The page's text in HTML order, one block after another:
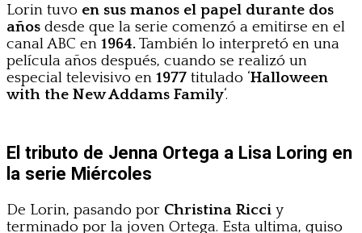
Lorin tuvo en sus manos el papel durante dos
años desde que la serie comenzó a emitirse en el
canal ABC en 1964.También lo interpretó en una
película años después, cuando se realizó un
especial televisivo en 1977 titulado ‘Halloween
with the New Addams Family‘.
El tributo de Jenna Ortega a Lisa Loring en
la serie Miércoles
De Lorin, pasando por Christina Ricci y
terminado por la joven Ortega. Esta ultima, quiso